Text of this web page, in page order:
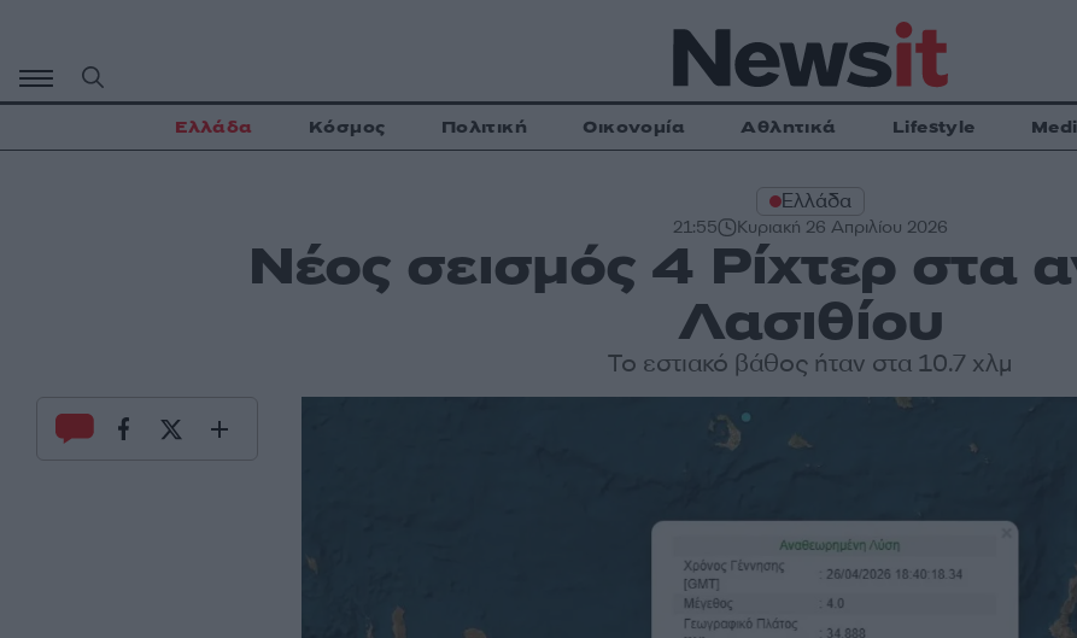
περιεχόμενο
Ελλάδα Κόσμος Πολιτική Οικονομία Αθλητικά Lifestyle
Ελλάδα
21:55 Κυριακή 26 Απριλίου 2026
Νέος σεισμός 4 Ρίχτερ στα
Λασιθίου
Το εστιακό βάθος ήταν στα 10.7 χλμ